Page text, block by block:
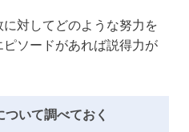
対してどのような努力を
ソードがあれば説得力が
いて調べておく